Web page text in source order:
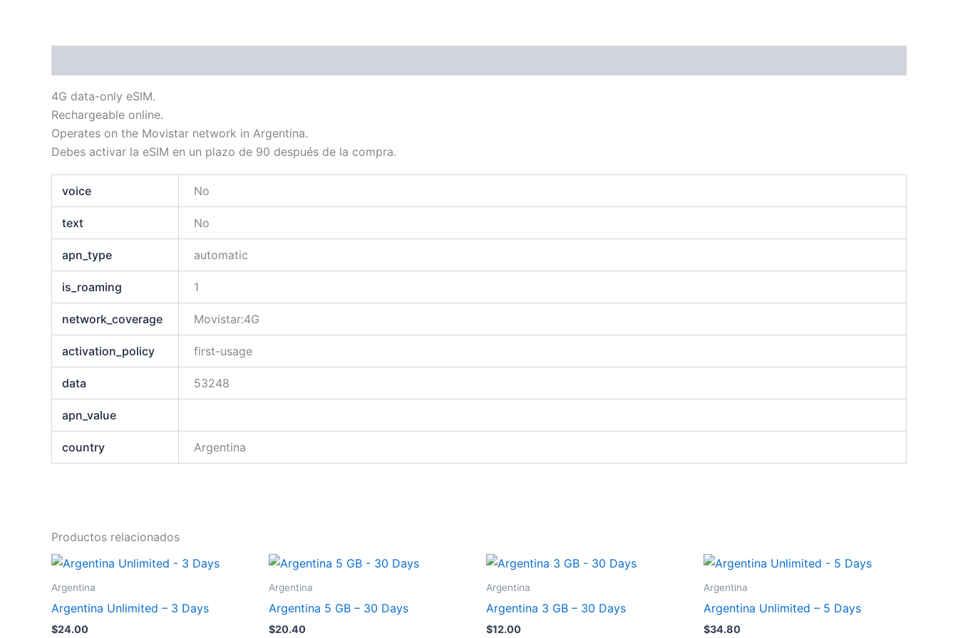
4G data-only eSIM.
Rechargeable online.
Operates on the Movistar network in Argentina.
Debes activar la eSIM en un plazo de 90 después de la compra.
voice No
text No
apn_type automatic
is_roaming 1
network_coverage Movistar:4G
activation_policy first-usage
data 53248
apn_value
country Argentina
Productos relacionados
Argentina
Argentina Unlimited – 3 Days
$24.00
Argentina
Argentina 5 GB – 30 Days
$20.40
Argentina
Argentina 3 GB – 30 Days
$12.00
Argentina
Argentina Unlimited – 5 Days
$34.80